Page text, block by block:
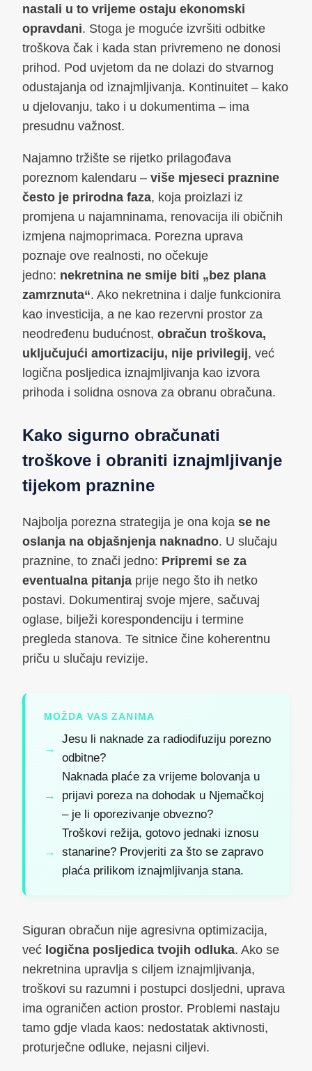
nastali u to vrijeme ostaju ekonomski
opravdani. Stoga je moguće izvršiti odbitke
troškova čak i kada stan privremeno ne donosi
prihod. Pod uvjetom da ne dolazi do stvarnog
odustajanja od iznajmljivanja. Kontinuitet – kako
u djelovanju, tako i u dokumentima – ima
presudnu važnost.
Najamno tržište se rijetko prilagođava
poreznom kalendaru – više mjeseci praznine
često je prirodna faza, koja proizlazi iz
promjena u najamninama, renovacija ili običnih
izmjena najmoprimaca. Porezna uprava
poznaje ove realnosti, no očekuje
jedno: nekretnina ne smije biti „bez plana
zamrznuta“. Ako nekretnina i dalje funkcionira
kao investicija, a ne kao rezervni prostor za
neodređenu budućnost, obračun troškova,
uključujući amortizaciju, nije privilegij, već
logična posljedica iznajmljivanja kao izvora
prihoda i solidna osnova za obranu obračuna.
Kako sigurno obračunati
troškove i obraniti iznajmljivanje
tijekom praznine
Najbolja porezna strategija je ona koja se ne
oslanja na objašnjenja naknadno. U slučaju
praznine, to znači jedno: Pripremi se za
eventualna pitanja prije nego što ih netko
postavi. Dokumentiraj svoje mjere, sačuvaj
oglase, bilježi korespondenciju i termine
pregleda stanova. Te sitnice čine koherentnu
priču u slučaju revizije.
MOŽDA VAS ZANIMA
Jesu li naknade za radiodifuziju porezno
odbitne?
Naknada plaće za vrijeme bolovanja u
prijavi poreza na dohodak u Njemačkoj
– je li oporezivanje obvezno?
Troškovi režija, gotovo jednaki iznosu
stanarine? Provjeriti za što se zapravo
plaća prilikom iznajmljivanja stana.
Siguran obračun nije agresivna optimizacija,
već logična posljedica tvojih odluka. Ako se
nekretnina upravlja s ciljem iznajmljivanja,
troškovi su razumni i postupci dosljedni, uprava
ima ograničen action prostor. Problemi nastaju
tamo gdje vlada kaos: nedostatak aktivnosti,
proturječne odluke, nejasni ciljevi.